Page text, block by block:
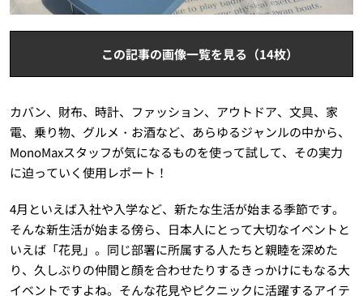
この記事の画像一覧を見る（14枚）
カバン、財布、時計、ファッション、アウトドア、文具、家
電、乗り物、グルメ・お酒など、あらゆるジャンルの中から、
MonoMaxスタッフが気になるものを使って試して、その実力
に迫っていく使用レポート！
4月といえば入社や入学など、新たな生活が始まる季節です。
そんな新生活が始まる傍ら、日本人にとって大切なイベントと
いえば「花見」。同じ部署に所属する人たちと親睦を深めた
り、久しぶりの仲間と顔を合わせたりするきっかけにもなる大
イベントですよね。そんな花見やピクニックに活躍するアイテ